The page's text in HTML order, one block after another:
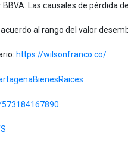
Las causales de pérdida
al rango del valor
https://wilsonfranco.co/